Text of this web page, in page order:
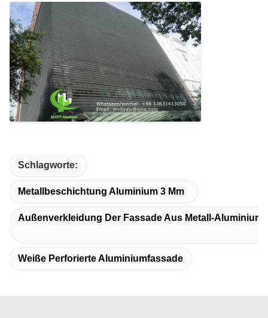
Schlagworte:
Metallbeschichtung Aluminium 3 Mm
Außenverkleidung Der Fassade Aus Metall-Aluminium
Weiße Perforierte Aluminiumfassade